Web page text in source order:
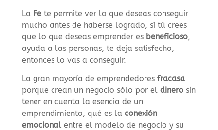
La Fete permite ver lo que deseas conseguir
mucho antes de haberse logrado, sí tú crees
que lo que deseas emprender es beneficioso,
ayuda a las personas, te deja satisfecho,
entonces lo vas a conseguir.
La gran mayoría de emprendedores fracasa
porque crean un negocio sólo por el dinerosin
tener en cuenta la esencia de un
emprendimiento, qué es la conexión
emocionalentre el modelo de negocio y su